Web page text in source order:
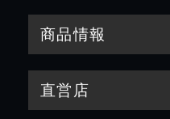
商品情報
直営店